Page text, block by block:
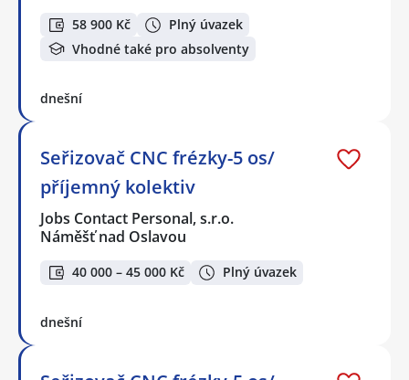
58 900 Kč
Plný úvazek
Vhodné také pro absolventy
dnešní
Seřizovač CNC frézky-5 os/
příjemný kolektiv
Jobs Contact Personal, s.r.o.
Náměšť nad Oslavou
40 000 – 45 000 Kč Plný úvazek
dnešní